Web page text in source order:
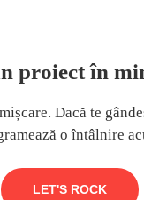
proiect în
Dacă te
o întâlnire
LET'S ROCK